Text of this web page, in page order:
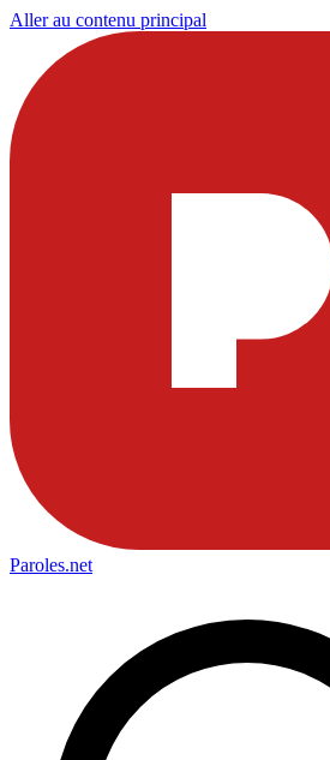
Aller au contenu principal
Paroles.net